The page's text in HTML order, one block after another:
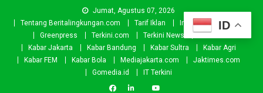
Jumat, Agustus 07, 2026
Tentang Beritalingkungan.com
Tarif Iklan Investor
Donasi
Greenpress
Terkini.com Terkini News
Kabar.id
Kabar Jakarta
Kabar Bandung Kabar Sultra
Kabar Agri
Kabar FEM
Kabar Bola Mediajakarta.com
Jaktimes.com
Gomedia.id
IT Terkini
ID